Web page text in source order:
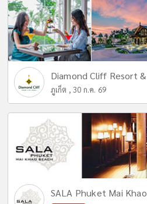
Diamond Cliff Resort
ภูเก็ต , 30 ก.ค. 69
SALA Phuket Mai